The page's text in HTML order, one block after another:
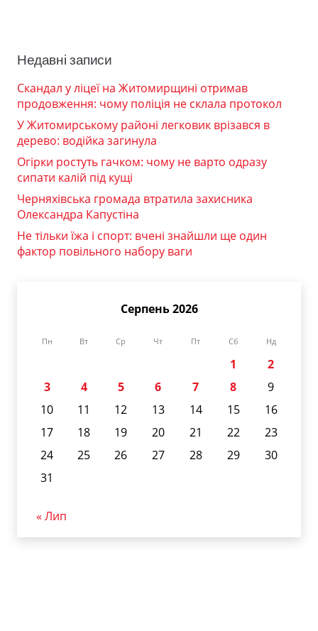
Недавні записи
Скандал у ліцеї на Житомирщині отримав
продовження: чому поліція не склала протокол
У Житомирському районі легковик врізався в
дерево: водійка загинула
Огірки ростуть гачком: чому не варто одразу
сипати калій під кущі
Черняхівська громада втратила захисника
Олександра Капустіна
Не тільки їжа і спорт: вчені знайшли ще один
фактор повільного набору ваги
Серпень 2026
Пн Вт Ср Чт Пт Сб Нд
1
2
3
4 5 6 7 8
9
10
11 12 13 14 15
16
17
18 19 20 21 22
23
24
25 26 27 28 29
30
31
« Лип